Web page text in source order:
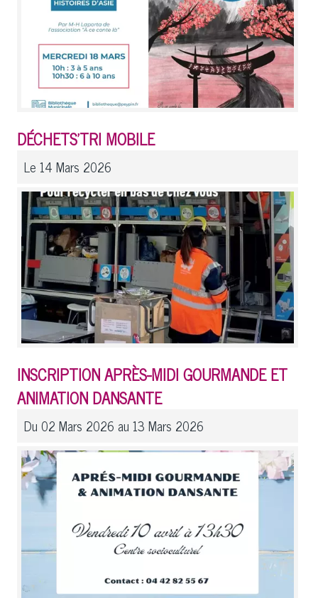
DÉCHETS'TRI MOBILE
Le 14 Mars 2026
INSCRIPTION APRÈS-MIDI GOURMANDE ET
ANIMATION DANSANTE
Du 02 Mars 2026 au 13 Mars 2026